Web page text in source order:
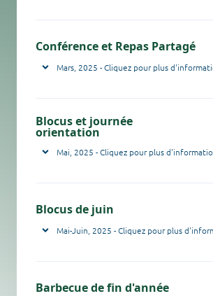
Conférence et Repas Partagé
Mars, 2025 - Cliquez pour plus
Blocus et journée
orientation
Mai, 2025 - Cliquez pour plus
Blocus de juin
Mai-Juin, 2025 - Cliquez pour plus
Barbecue de fin d'année